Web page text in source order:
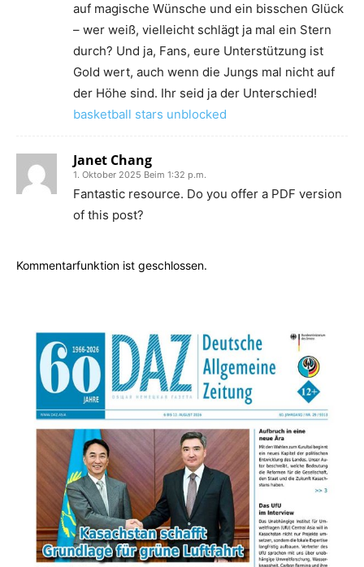
auf magische Wünsche und ein bisschen Glück
– wer weiß, vielleicht schlägt ja mal ein Stern
durch? Und ja, Fans, eure Unterstützung ist
Gold wert, auch wenn die Jungs mal nicht auf
der Höhe sind. Ihr seid ja der Unterschied!
basketball stars unblocked
Janet Chang
1. Oktober 2025 Beim 1:32 p.m.
Fantastic resource. Do you offer a PDF version
of this post?
Kommentarfunktion ist geschlossen.